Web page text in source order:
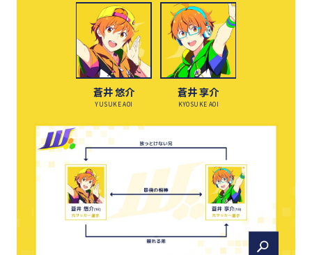
蒼井 悠介
YUSUKE AOI
蒼井 享介
KYOSUKE AOI